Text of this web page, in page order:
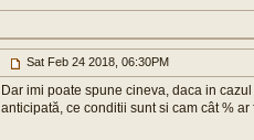
Sat Feb 24 2018, 06:30PM
Dar imi poate spune cineva, daca in
anticipată, ce conditii sunt si cam cât %